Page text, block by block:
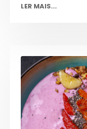
LER MAIS...